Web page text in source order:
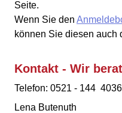
Seite.
Wenn Sie den
können Sie diesen auch
Kontakt - Wir
Telefon: 0521 - 144 4036
Lena Butenuth